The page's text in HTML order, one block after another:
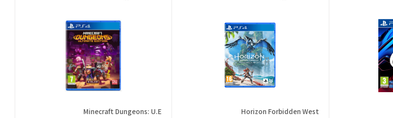
Horizon Forbidden West
Minecraft Dungeons: U.E